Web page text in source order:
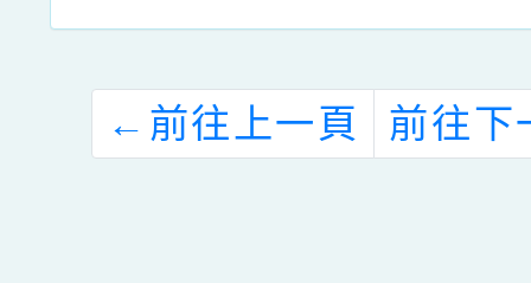
← 前往上一頁 前往下